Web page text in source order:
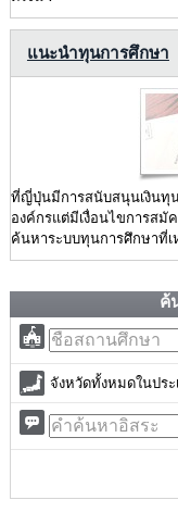
แนะนำทุนการศึกษา
ที่ญี่ปุ่นมีการสนับสนุนเงินทุ
องค์กรแต่มีเงื่อนไขการสมั
ค้นหาระบบทุนการศึกษาที่เ
ค้
จังหวัดทั้งหมดในปร